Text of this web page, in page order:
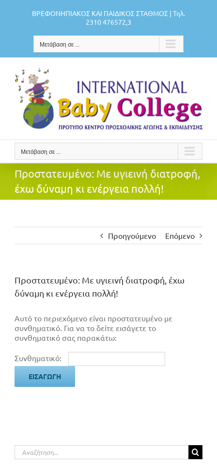
ΒΡΕΦΟΝΗΠΙΑΚΟΣ ΚΑΙ ΠΑΙΔΙΚΟΣ ΣΤΑΘΜΟΣ | Τηλ.
2310 476572,3
Μετάβαση σε ...
Μετάβαση σε ...
Πρoστατευμένο: Με υγιεινή διατροφή,
έχω δύναμη κι ενέργεια πολλή!
Προηγούμενο Επόμενο
Πρoστατευμένο: Με υγιεινή διατροφή, έχω
δύναμη κι ενέργεια πολλή!
Αυτό το περιεχόμενο είναι προστατευμένο με
συνθηματικό. Για να το δείτε εισάγετε το
συνθηματικό σας παρακάτω:
Συνθηματικό:
Αναζήτηση
για: